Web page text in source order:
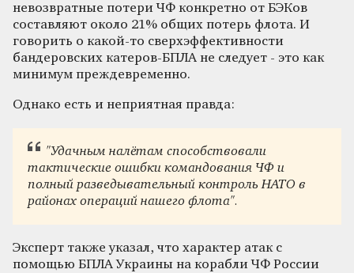
невозвратные потери ЧФ конкретно от БЭКов
составляют около 21% общих потерь флота. И
говорить о какой-то сверхэффективности
бандеровских катеров-БПЛА не следует - это как
минимум преждевременно.
Однако есть и неприятная правда:
"Удачным налётам способствовали
тактические ошибки командования ЧФ и
полный разведывательный контроль НАТО в
районах операций нашего флота".
Эксперт также указал, что характер атак с
помощью БПЛА Украины на корабли ЧФ России